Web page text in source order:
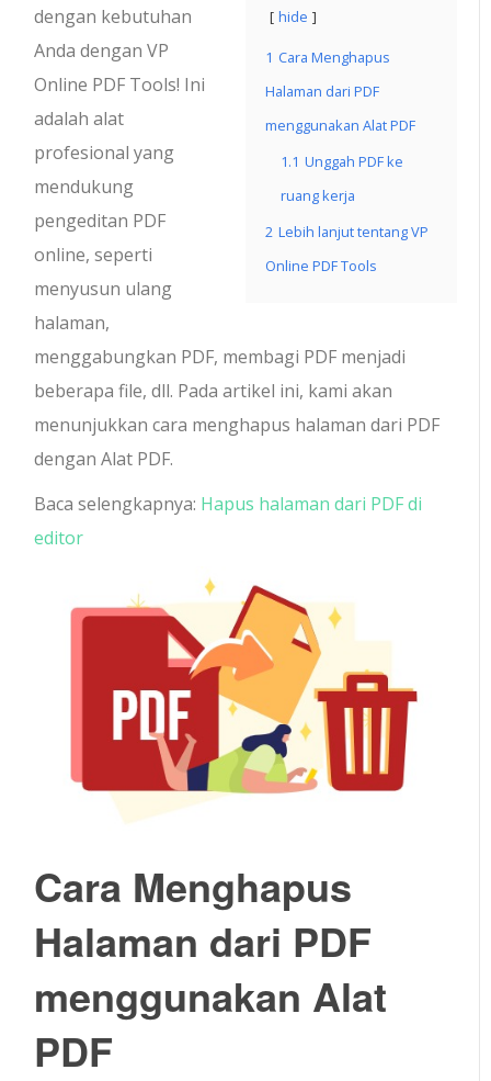
hide
1 Cara Menghapus
Halaman dari PDF
menggunakan Alat PDF
1.1 Unggah PDF ke
ruang kerja
2 Lebih lanjut tentang VP
Online PDF Tools
dengan kebutuhan
Anda dengan VP
Online PDF Tools! Ini
adalah alat
profesional yang
mendukung
pengeditan PDF
online, seperti
menyusun ulang
halaman,
menggabungkan PDF, membagi PDF menjadi
beberapa file, dll. Pada artikel ini, kami akan
menunjukkan cara menghapus halaman dari PDF
dengan Alat PDF.
Baca selengkapnya: Hapus halaman dari PDF di
editor
Cara Menghapus
Halaman dari PDF
menggunakan Alat
PDF